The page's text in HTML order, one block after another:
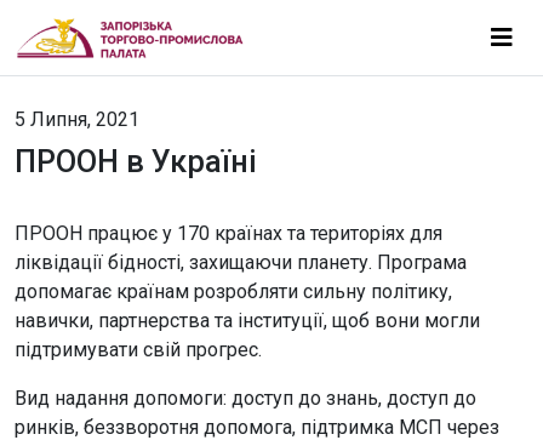
5 Липня, 2021
ПРООН в Україні
ПРООН працює у 170 країнах та територіях для
ліквідації бідності, захищаючи планету. Програма
допомагає країнам розробляти сильну політику,
навички, партнерства та інституції, щоб вони могли
підтримувати свій прогрес.
Вид надання допомоги: доступ до знань, доступ до
ринків, беззворотня допомога, підтримка МСП через